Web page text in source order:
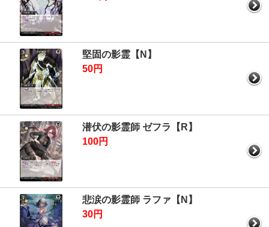
堅固の影霊【N】
50円
潜伏の影霊師 ゼフラ【R】
100円
悲涙の影霊師 ラファ【N】
30円